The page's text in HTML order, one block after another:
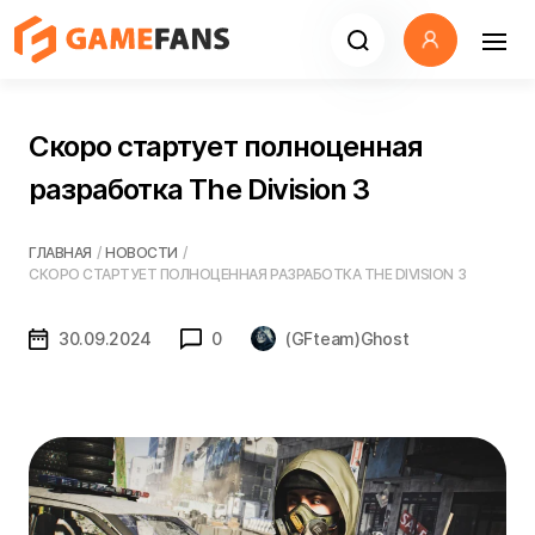
Скоро стартует полноценная
разработка The Division 3
ГЛАВНАЯ / НОВОСТИ /
СКОРО СТАРТУЕТ ПОЛНОЦЕННАЯ РАЗРАБОТКА THE DIVISION 3
30.09.2024 0 (GFteam)Ghost